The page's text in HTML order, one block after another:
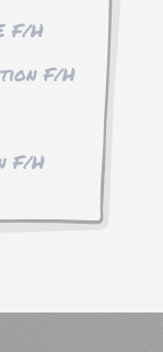
F/H
F/H
F/H